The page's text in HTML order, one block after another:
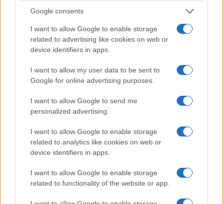
Google consents
I want to allow Google to enable storage
related to advertising like cookies on web or
device identifiers in apps.
I want to allow my user data to be sent to
Google for online advertising purposes.
I want to allow Google to send me
personalized advertising.
I want to allow Google to enable storage
related to analytics like cookies on web or
device identifiers in apps.
I want to allow Google to enable storage
related to functionality of the website or app.